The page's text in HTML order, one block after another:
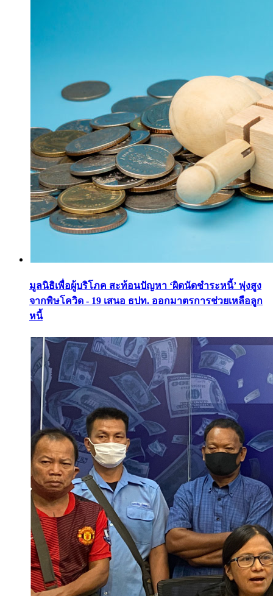
มูลนิธิเพื่อผู้บริโภค สะท้อนปัญหา ‘ผิดนัดชำระหนี้’ พุ่งสูง
จากพิษโควิด - 19 เสนอ ธปท. ออกมาตรการช่วยเหลือลูก
หนี้